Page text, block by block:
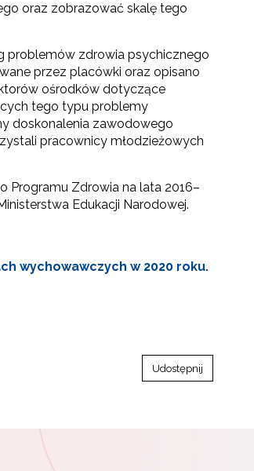
oraz zobrazować skalę tego
problemów zdrowia psychicznego
przez placówki oraz opisano
ośrodków dotyczące
tego typu problemy
doskonalenia zawodowego
pracownicy młodzieżowych
Programu Zdrowia na lata 2016–
Edukacji Narodowej.
wychowawczych w 2020 roku.
Udostępnij